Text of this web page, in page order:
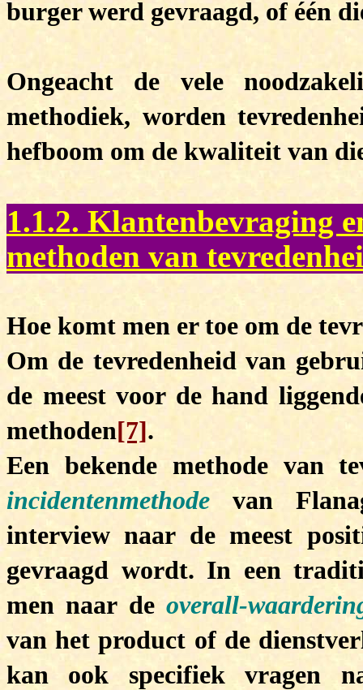
burger werd gevraagd, of één
Ongeacht de vele
methodiek, worden
hefboom om de kwaliteit van
1.1.2. Klantenbevraging
methoden van
Hoe komt men er toe om de
Om de tevredenheid van
de meest voor de hand
methoden[7].
Een bekende methode van
incidentenmethode van
interview naar de meest
gevraagd wordt. In een
men naar de overall-
van het product of de
kan ook specifiek vragen